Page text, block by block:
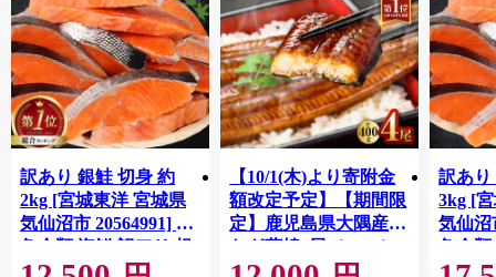
訳あり 銀鮭 切身 約
2kg [宮城東洋 宮城県
気仙沼市 20564991] 鮭
魚介類 海鮮 訳アリ 規
格外 不揃い さけ サケ
【10/1(木)より寄附金
額改定予定】【期間限
定】鹿児島県大隅産う
なぎ蒲焼4尾（400g）
訳あり
3kg [
気仙沼
魚介
格外